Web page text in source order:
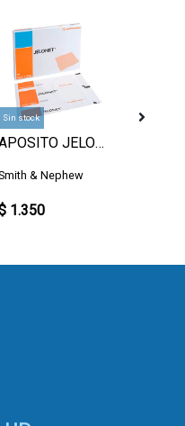
Sin stock
APOSITO JELONET UN.
& Nephew
1.350